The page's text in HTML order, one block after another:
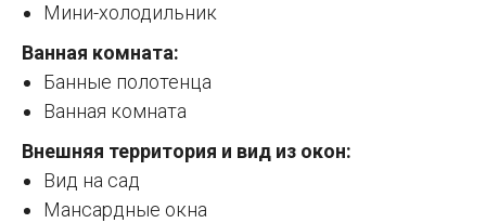
Мини-холодильник
Ванная комната:
Банные полотенца
Ванная комната
Внешняя территория и вид из окон:
Вид на сад
Мансардные окна